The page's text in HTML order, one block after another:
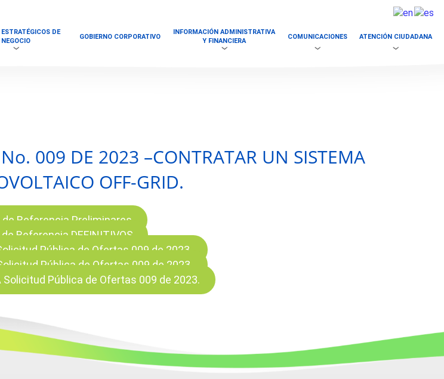
DE
NEGOCIO
GOBIERNO CORPORATIVO
INFORMACIÓN ADMINISTRATIVA
Y FINANCIERA
COMUNICACIONES ATENCIÓN CIUDADANA
009 DE 2023 –CONTRATAR UN SISTEMA
OFF-GRID.
Referencia Preliminares
Referencia DEFINITIVOS
Pública de Ofertas 009 de 2023.
Pública de Ofertas 009 de 2023.
Solicitud Pública de Ofertas 009 de 2023.